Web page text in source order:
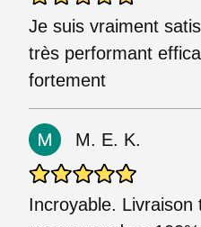
Je suis vraiment
très performant
fortement
M. E. K.
Incroyable. Livraison